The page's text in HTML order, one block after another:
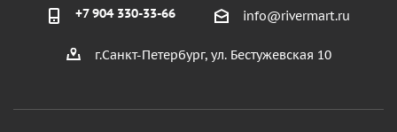
+7 904 330-33-66 info@rivermart.ru
г.Санкт-Петербург, ул. Бестужевская 10